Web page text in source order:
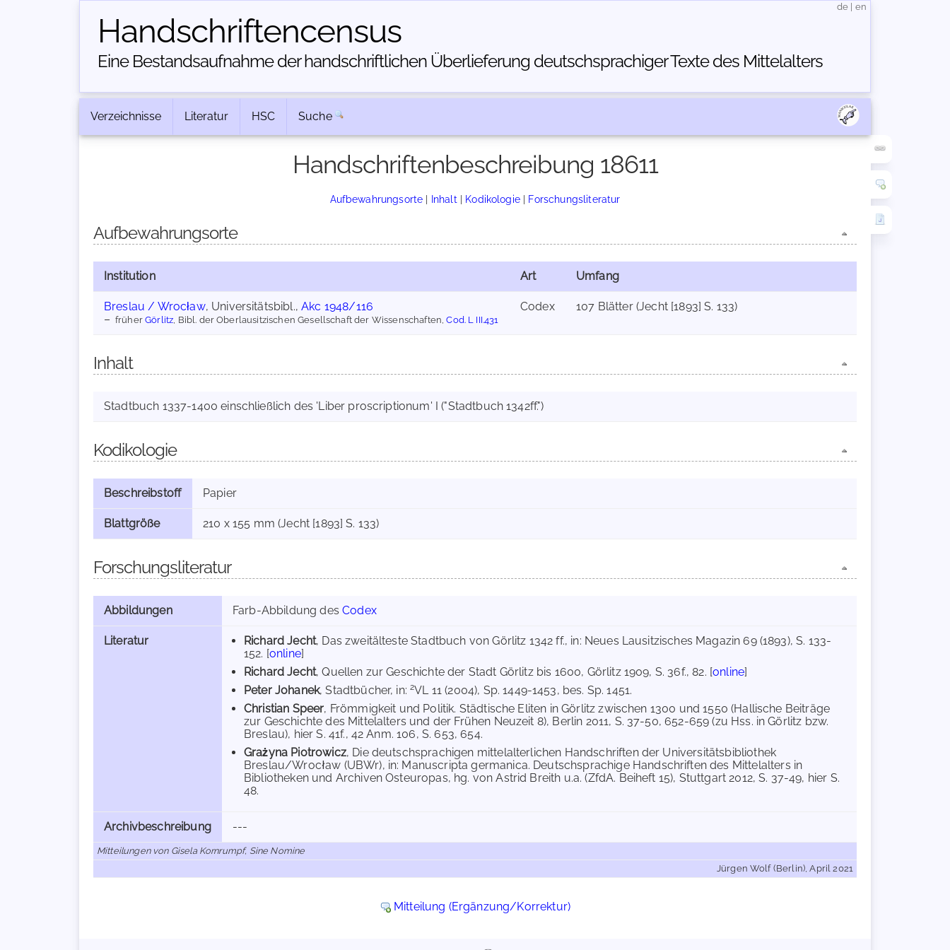
Handschriften­census
Eine Bestandsaufnahme der handschriftlichen Über­lieferung deutschsprachiger Texte des Mittelalters
de en
Verzeichnisse Literatur HSC Suche
Handschriftenbeschreibung 18611
Aufbewahrungsorte | Inhalt | Kodikologie| Forschungsliteratur
Aufbewahrungsorte
Institution Art Umfang
Breslau / Wrocław, Universitätsbibl.,Akc 1948/116
früherGörlitz , Bibl. der Oberlausitzischen Gesellschaft der Wissenschaften,Cod. L III.431
Codex 107 Blätter (Jecht [1893] S. 133)
Inhalt
Stadtbuch 1337-1400 einschließlich des 'Liber proscriptionum' I ("Stadtbuch 1342ff.")
Kodikologie
Beschreibstoff Papier
Blattgröße 210 x 155 mm (Jecht [1893] S. 133)
Forschungsliteratur
Abbildungen Farb-Abbildung desCodex
Literatur Richard Jecht, Das zweitälteste Stadtbuch von Görlitz 1342 ff., in: Neues Lausitzisches Magazin 69 (1893), S. 133-
152. [online]
Richard Jecht, Quellen zur Geschichte der Stadt Görlitz bis 1600, Görlitz 1909, S. 36f., 82. [online]
Peter Johanek, Stadtbücher, in:2VL 11 (2004), Sp. 1449-1453, bes. Sp. 1451.
Christian Speer, Frömmigkeit und Politik. Städtische Eliten in Görlitz zwischen 1300 und 1550 (Hallische Beiträge
zur Geschichte des Mittelalters und der Frühen Neuzeit 8), Berlin 2011, S. 37-50, 652-659 (zu Hss. in Görlitz bzw.
Breslau), hier S. 41f., 42 Anm. 106, S. 653, 654.
Grażyna Piotrowicz, Die deutschsprachigen mittelalterlichen Handschriften der Universitätsbibliothek
Breslau/Wrocław (UBWr), in: Manuscripta germanica. Deutschsprachige Handschriften des Mittelalters in
Bibliotheken und Archiven Osteuropas, hg. von Astrid Breith u.a. (ZfdA. Beiheft 15), Stuttgart 2012, S. 37-49, hier S.
48.
Archivbeschreibung ---
Mitteilungen von Gisela Kornrumpf, Sine Nomine
Jürgen Wolf (Berlin), April 2021
Mitteilung (Ergänzung/Korrektur)